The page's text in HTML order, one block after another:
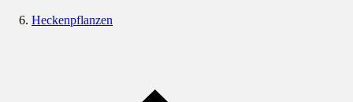
Heckenpflanzen